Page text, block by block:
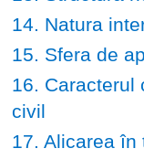
14. Natura
15. Sfera de
16. Caracterul
civil
17. Alicarea în